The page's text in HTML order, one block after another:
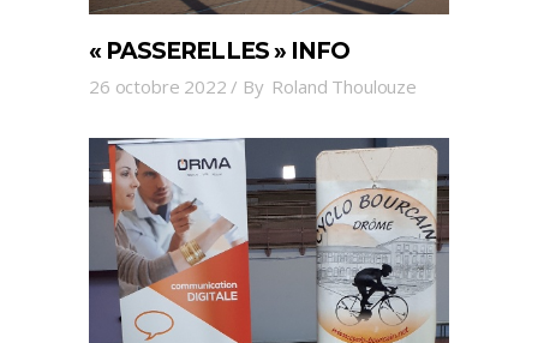
« PASSERELLES » INFO
26 octobre 2022 By Roland Thoulouze